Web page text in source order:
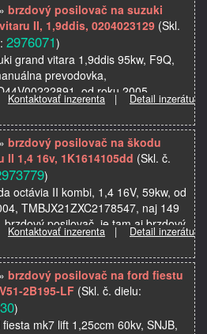
» brzdový posilovač na suzuki
II, 1,9ddis, 0204023129 (Skl.
2976071)
grand vitara 1,9ddis 95kw, F9Q,
prevodovka,
od roku 2005,
posilovač, je tam aj nádobka ,
na brzdovú kvapalinu, 7213-65J…
Kontaktovať inzerenta | Detail inzerátu
» brzdový posilovač na škodu
II 1,4 16v, 1K1614105dd (Skl. č.
)
octávia II kombi, 1,4 16V, 59kw, od
TMBJX21ZXC2178547, naj 149
brzdový posilovač, je tam aj brzdový
nádržka na brzdovú
použi…
Kontaktovať inzerenta | Detail inzerátu
» brzdový posilovač na ford fiestu
2B195-LF (Skl. č. dielu:
)
mk7 lift 1,25ccm 60kv, SNJB,